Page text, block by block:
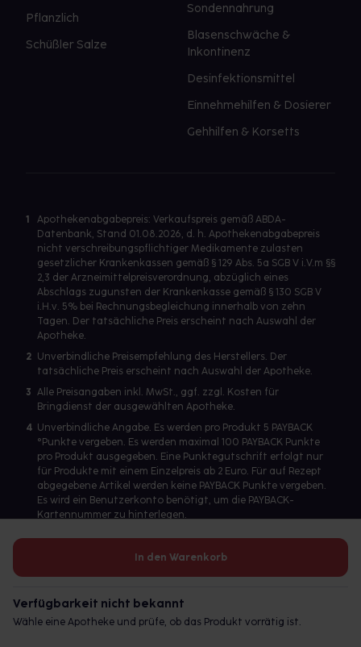
In den Warenkorb
Verfügbarkeit nicht bekannt
Wähle eine Apotheke und prüfe, ob das Produkt vorrätig ist.
Pflanzlich
Schüßler Salze
Sondennahrung
Blasenschwäche &
Inkontinenz
Desinfektionsmittel
Einnehmehilfen & Dosierer
Gehhilfen & Korsetts
1
Apothekenabgabepreis: Verkaufspreis gemäß ABDA-
Datenbank, Stand 01.08.2026, d. h. Apothekenabgabepreis
nicht verschreibungspflichtiger Medikamente zulasten
gesetzlicher Krankenkassen gemäß § 129 Abs. 5a SGB V i.V.m §§
2,3 der Arzneimittelpreisverordnung, abzüglich eines
Abschlags zugunsten der Krankenkasse gemäß § 130 SGB V
i.H.v. 5% bei Rechnungsbegleichung innerhalb von zehn
Tagen. Der tatsächliche Preis erscheint nach Auswahl der
Apotheke.
2 Unverbindliche Preisempfehlung des Herstellers. Der
tatsächliche Preis erscheint nach Auswahl der Apotheke.
3 Alle Preisangaben inkl. MwSt., ggf. zzgl. Kosten für
Bringdienst der ausgewählten Apotheke.
4 Unverbindliche Angabe. Es werden pro Produkt 5 PAYBACK
°Punkte vergeben. Es werden maximal 100 PAYBACK Punkte
pro Produkt ausgegeben. Eine Punktegutschrift erfolgt nur
für Produkte mit einem Einzelpreis ab 2 Euro. Für auf Rezept
abgegebene Artikel werden keine PAYBACK Punkte vergeben.
Es wird ein Benutzerkonto benötigt, um die PAYBACK-
Kartennummer zu hinterlegen.
Betreiber des Portals und verantwortlich: gesund.de GmbH &
© 2026 gesund.de GmbH & Co. KG